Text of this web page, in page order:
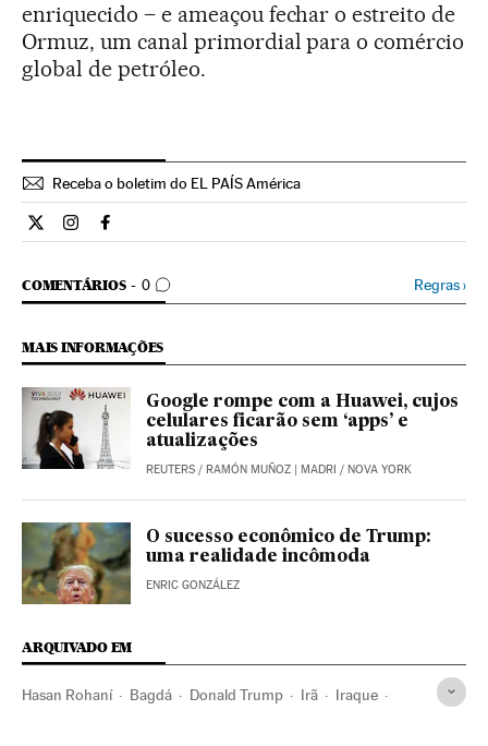
enriquecido – e ameaçou fechar o estreito de
Ormuz, um canal primordial para o comércio
global de petróleo.
Receba o boletim do EL PAÍS América
Internacional El País Brasil en Twitter
Internacional El País Brasil en Instagram
Internacional El País Brasil en Facebook
COMENTÁRIOS 0
COMENTÁRIOS Regras›
MAIS INFORMAÇÕES
Google rompe com a Huawei, cujos
celulares ficarão sem ‘apps’ e
atualizações
REUTERS / RAMÓN MUÑOZ | MADRI / NOVA YORK
O sucesso econômico de Trump:
uma realidade incômoda
ENRIC GONZÁLEZ
ARQUIVADO EM
Hasan Rohaní Bagdá Donald Trump Irã Iraque